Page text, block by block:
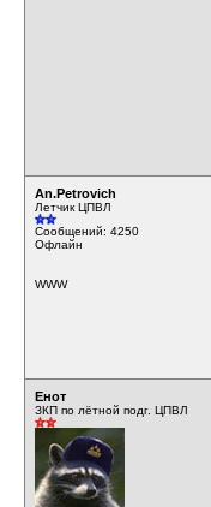
An.Petrovich
Летчик ЦПВЛ
Сообщений: 4250
Офлайн
WWW
Енот
ЗКП по лётной подг. ЦПВЛ